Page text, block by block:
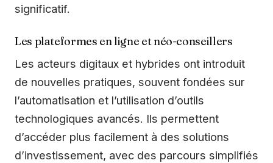
significatif.
Les plateformes en ligne et néo-conseillers
Les acteurs digitaux et hybrides ont introduit
de nouvelles pratiques, souvent fondées sur
l’automatisation et l’utilisation d’outils
technologiques avancés. Ils permettent
d’accéder plus facilement à des solutions
d’investissement, avec des parcours simplifiés